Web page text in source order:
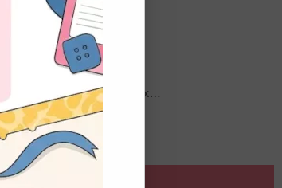
big shot) ou aux ciseaux…
créations